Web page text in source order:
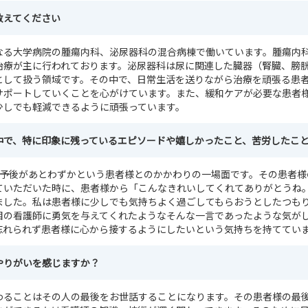
てください
大学病院の腫瘍内科、泌尿器科の混合病棟で働いています。腫瘍内
が主に行われております。泌尿器科は尿に関連した臓器（腎臓、膀
て扱う領域です。その中で、日常生活を送りながら治療を頑張る患
ートしていくことを心がけています。また、緩和ケアが必要な患者
でも軽減できるように頑張っています。
、特に印象に残っているエピソードや嬉しかったこと、苦労したこ
後があとわずかという患者様とのかかわりの一場面です。その患者
ただいた時に、患者様から「こんなきれいしてくれてありがとうね
た。私は患者様に少しでも気持ちよく過ごしてもらおうとしたつも
看護師に勇気を与えてくれたようなそんな一言であったような気が
られず患者様に心から接するようにしたいという気持ちを持ててい
がいを感じますか？
ことはその人の最後をお世話することになります。その患者様の最